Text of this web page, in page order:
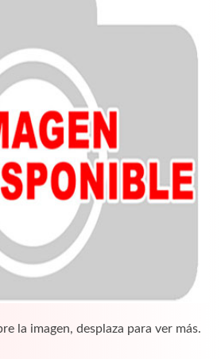
la imagen, desplaza para ver más.